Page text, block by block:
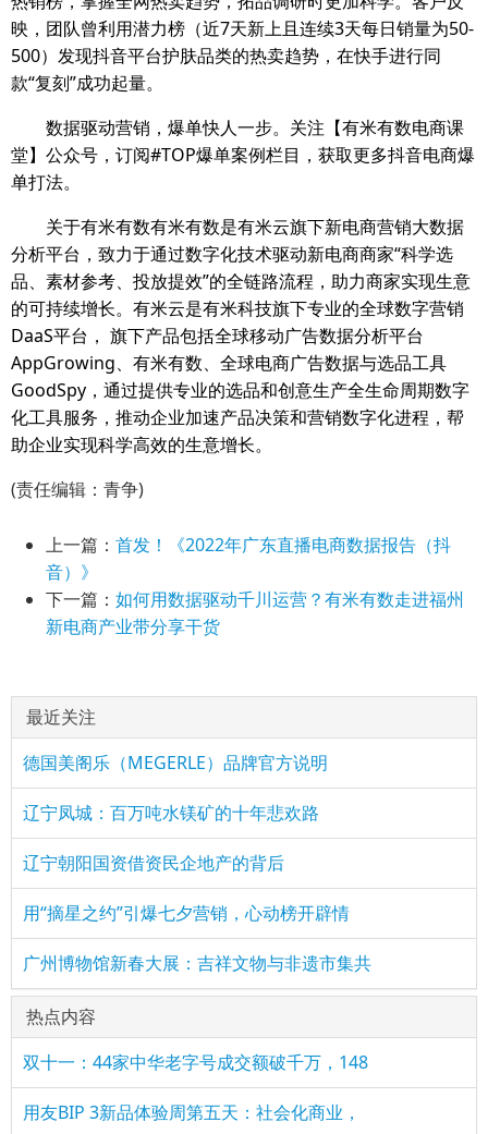
映，团队曾利用潜力榜（近7天新上且连续3天每日销量为50-
500）发现抖音平台护肤品类的热卖趋势，在快手进行同
款“复刻”成功起量。
数据驱动营销，爆单快人一步。关注【有米有数电商课
堂】公众号，订阅#TOP爆单案例栏目，获取更多抖音电商爆
单打法。
关于有米有数有米有数是有米云旗下新电商营销大数据
分析平台，致力于通过数字化技术驱动新电商商家“科学选
品、素材参考、投放提效”的全链路流程，助力商家实现生意
的可持续增长。有米云是有米科技旗下专业的全球数字营销
DaaS平台， 旗下产品包括全球移动广告数据分析平台
AppGrowing、有米有数、全球电商广告数据与选品工具
GoodSpy，通过提供专业的选品和创意生产全生命周期数字
化工具服务，推动企业加速产品决策和营销数字化进程，帮
助企业实现科学高效的生意增长。
(责任编辑：青争)
上一篇： 首发！《2022年广东直播电商数据报告（抖
音）》
下一篇： 如何用数据驱动千川运营？有米有数走进福州
新电商产业带分享干货
最近关注
德国美阁乐（MEGERLE）品牌官方说明
辽宁凤城：百万吨水镁矿的十年悲欢路
辽宁朝阳国资借资民企地产的背后
用“摘星之约”引爆七夕营销，心动榜开辟情
广州博物馆新春大展：吉祥文物与非遗市集共
热点内容
双十一：44家中华老字号成交额破千万，148
用友BIP 3新品体验周第五天：社会化商业，